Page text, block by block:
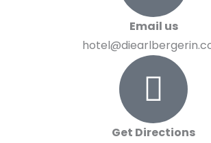
Email us
Get Directions